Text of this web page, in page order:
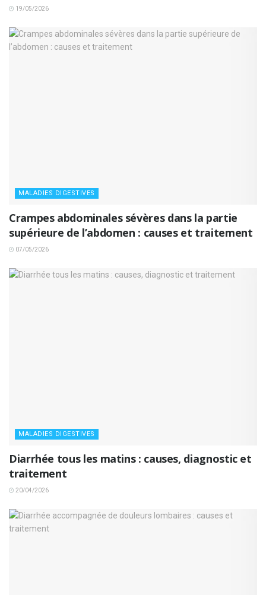
19/05/2026
MALADIES DIGESTIVES
Crampes abdominales sévères dans la partie
supérieure de l’abdomen : causes et traitement
07/05/2026
MALADIES DIGESTIVES
Diarrhée tous les matins : causes, diagnostic et
traitement
20/04/2026